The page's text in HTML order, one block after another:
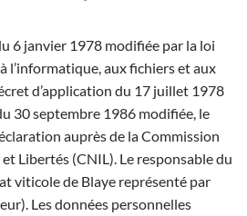
6 janvier 1978 modifiée par la loi
l’informatique, aux fichiers et aux
d’application du 17 juillet 1978
30 septembre 1986 modifiée, le
auprès de la Commission
Libertés (CNIL). Le responsable du
viticole de Blaye représenté par
Les données personnelles